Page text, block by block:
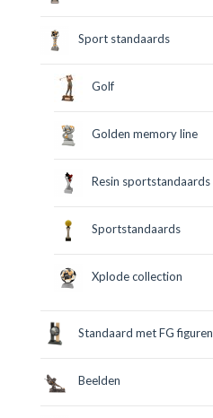
Sport standaards
Golf
Golden memory line
Resin sportstandaards
Sportstandaards
Xplode collection
Standaard met FG figuren
Beelden